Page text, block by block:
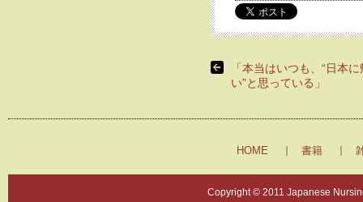
「本当はいつも、“日本
い”と思っている」
HOME 書籍
Copyright © 2011 Japanese